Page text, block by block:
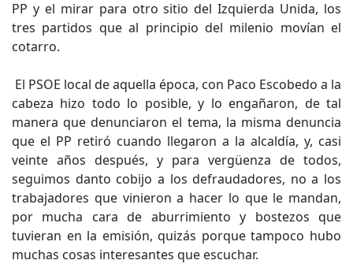
PP y el mirar para otro sitio del Izquierda Unida, los
tres partidos que al principio del milenio movían el
cotarro.
El PSOE local de aquella época, con Paco Escobedo a la
cabeza hizo todo lo posible, y lo engañaron, de tal
manera que denunciaron el tema, la misma denuncia
que el PP retiró cuando llegaron a la alcaldía, y, casi
veinte años después, y para vergüenza de todos,
seguimos danto cobijo a los defraudadores, no a los
trabajadores que vinieron a hacer lo que le mandan,
por mucha cara de aburrimiento y bostezos que
tuvieran en la emisión, quizás porque tampoco hubo
muchas cosas interesantes que escuchar.